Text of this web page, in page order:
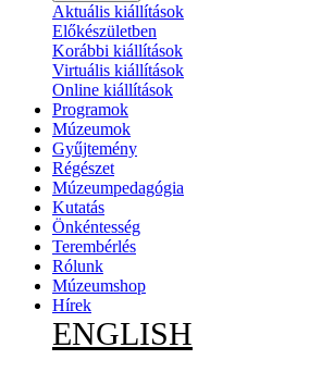
Aktuális kiállítások
Előkészületben
Korábbi kiállítások
Virtuális kiállítások
Online kiállítások
Programok
Múzeumok
Gyűjtemény
Régészet
Múzeumpedagógia
Kutatás
Önkéntesség
Terembérlés
Rólunk
Múzeumshop
Hírek
ENGLISH